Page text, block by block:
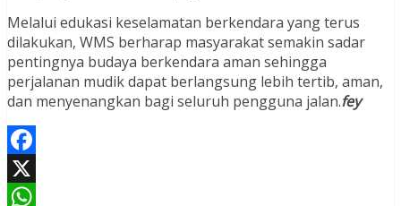
Melalui edukasi keselamatan berkendara yang terus
dilakukan, WMS berharap masyarakat semakin sadar
pentingnya budaya berkendara aman sehingga
perjalanan mudik dapat berlangsung lebih tertib, aman,
dan menyenangkan bagi seluruh pengguna jalan.fey
Facebook
X